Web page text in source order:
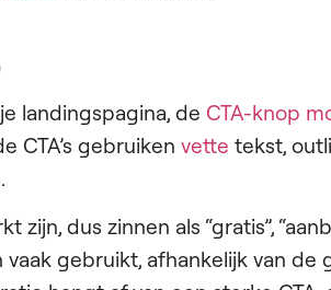
landingspagina, de CTA-knop
CTA’s gebruiken vette tekst,
zijn, dus zinnen als “gratis”,
vaak gebruikt, afhankelijk van de